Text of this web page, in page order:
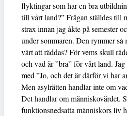
flyktingar som har en bra
till vårt land?” Frågan ställdes till
strax innan jag åkte på semester
under sommaren. Den rymmer
värt att räddas? För vems skull
och vad är ”bra” för vårt land.
med ”Jo, och det är därför vi har
Men asylrätten handlar inte om
Det handlar om människovärdet.
funktionsnedsatta människors liv